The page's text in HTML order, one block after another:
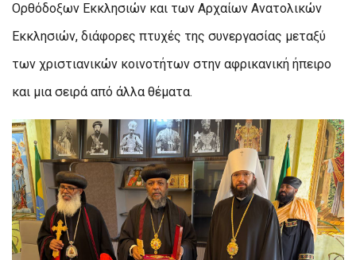
Ορθόδοξων Εκκλησιών και των Αρχαίων Ανατολικών
Εκκλησιών, διάφορες πτυχές της συνεργασίας μεταξύ
των χριστιανικών κοινοτήτων στην αφρικανική ήπειρο
και μια σειρά από άλλα θέματα.